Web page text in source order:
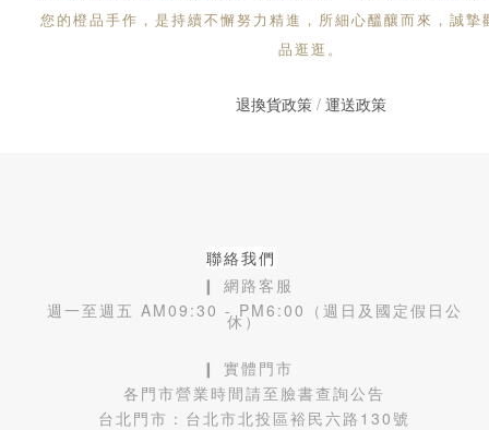
您的橙品手作，是持續不懈努力精進，所細心醞釀而來，誠摯
品逛逛。
退換貨政策/ 運送政策
聯絡我們
❙ 網路客服
週一至週五 AM09:30 - PM6:00（週日及國定假日公
休）
❙ 實體門市
各門市營業時間請至臉書查詢公告
台北門市： 台北市北投區裕民六路130號